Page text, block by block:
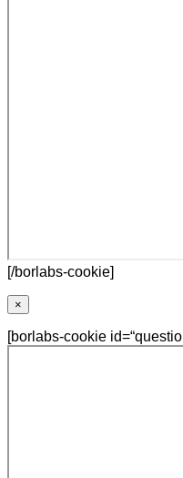
[/borlabs-cookie]
×
[borlabs-cookie